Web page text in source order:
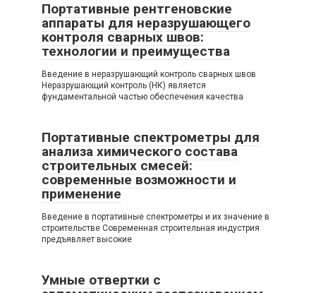
Портативные рентгеновские
аппараты для неразрушающего
контроля сварных швов:
технологии и преимущества
Введение в неразрушающий контроль сварных швов
Неразрушающий контроль (НК) является
фундаментальной частью обеспечения качества
Портативные спектрометры для
анализа химического состава
строительных смесей:
современные возможности и
применение
Введение в портативные спектрометры и их значение в
строительстве Современная строительная индустрия
предъявляет высокие
Умные отвертки с